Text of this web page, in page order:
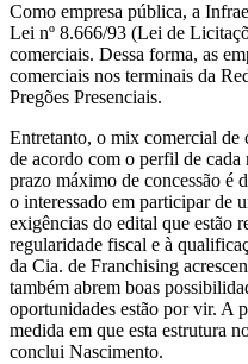
Como empresa pública, a
Lei nº 8.666/93 (Lei de
comerciais. Dessa forma, as
comerciais nos terminais da
Pregões Presenciais.
Entretanto, o mix comercial de
de acordo com o perfil de
prazo máximo de concessão é
o interessado em participar de
exigências do edital que estão
regularidade fiscal e à
da Cia. de Franchising
também abrem boas
oportunidades estão por vir. A
medida em que esta estrutura
conclui Nascimento.